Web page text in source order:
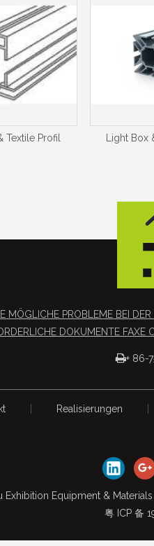
Textile Profil Light Box
MÖGLICHE PROBLEME BEI
DOKUMENTE
+ 86-
Realisierungen
Exhibition Equipment &
粤 ICP 备